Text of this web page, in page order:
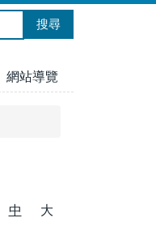
搜尋
網站導覽
中 大